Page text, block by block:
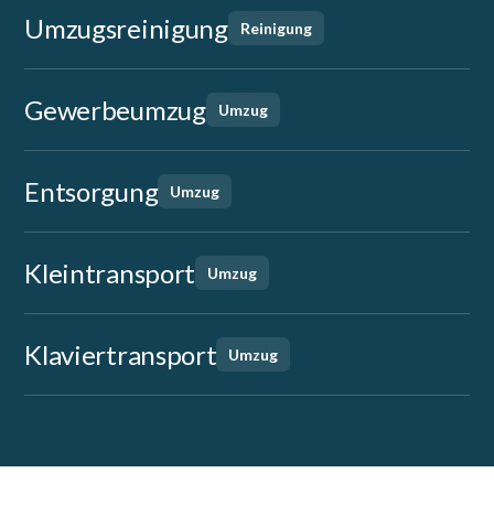
Umzugsreinigung Reinigung
Gewerbeumzug Umzug
Entsorgung Umzug
Kleintransport Umzug
Klaviertransport Umzug